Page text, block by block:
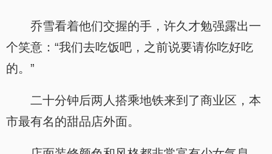
乔雪看着他们交握的手，许久才勉强露出一
个笑意：“我们去吃饭吧，之前说要请你吃好吃
的。”
二十分钟后两人搭乘地铁来到了商业区，本
市最有名的甜品店外面。